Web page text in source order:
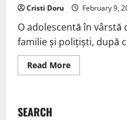
Cristi Doru February 9,
O adolescentă în vârstă
familie și polițiști, după
Read More
SEARCH